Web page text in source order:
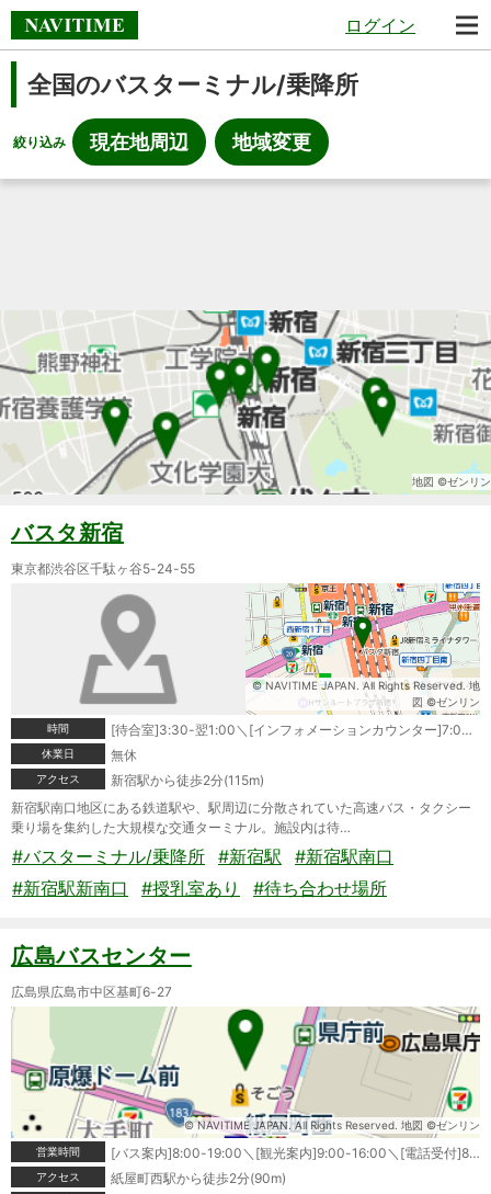
ログイン
全国のバスターミナル/乗降所
絞り込み 現在地周辺 地域変更
地図 ©ゼンリン
バスタ新宿
東京都渋谷区千駄ヶ谷5-24-55
© NAVITIME JAPAN. All Rights Reserved. 地
図 ©ゼンリン
時間
[待合室]3:30-翌1:00＼[インフォメーションカウンター]7:00-23:00
休業日 無休
アクセス
新宿駅から徒歩2分(115m)
新宿駅南口地区にある鉄道駅や、駅周辺に分散されていた高速バス・タクシー
乗り場を集約した大規模な交通ターミナル。施設内は待…
#バスターミナル/乗降所 #新宿駅
#新宿駅南口
#新宿駅新南口
#授乳室あり #待ち合わせ場所
広島バスセンター
広島県広島市中区基町6-27
© NAVITIME JAPAN. All Rights Reserved. 地図 ©ゼンリン
営業時間
[バス案内]8:00-19:00＼[観光案内]9:00-16:00＼[電話受付]8:00-19:00＼[高速バスきっぷ窓口]7:30-20:00＼[定期券窓口(平日)]9:30-19:20＼[定期券窓口(土日祝)]10:30-18:30＼[コインロッカー]5:30-24:00
アクセス 紙屋町西駅から徒歩2分(90m)